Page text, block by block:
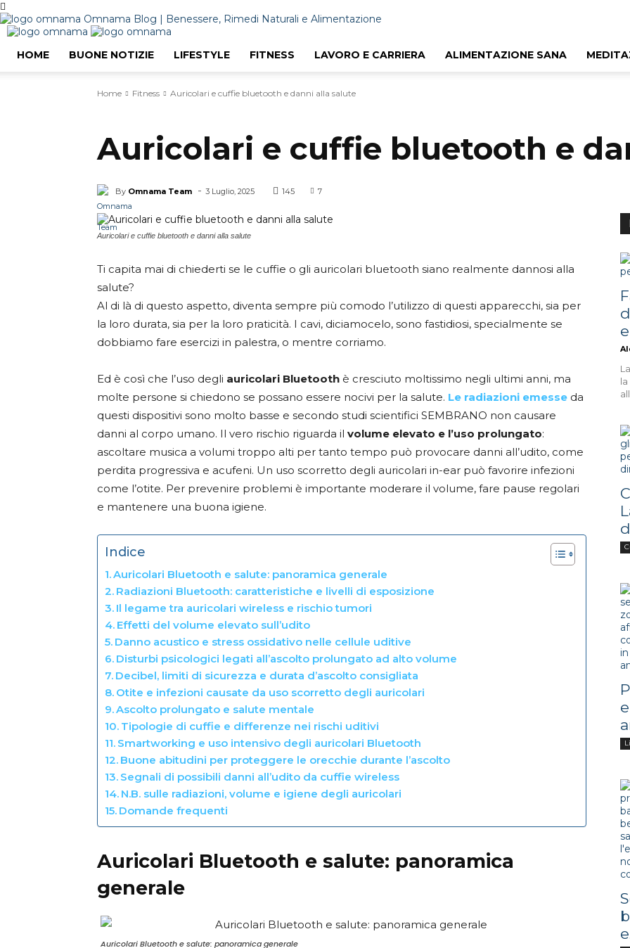
Omnama Blog | Benessere, Rimedi Naturali e Alimentazione
HOME BUONE NOTIZIE LIFESTYLE FITNESS LAVORO E CARRIERA ALIMENTAZIONE SANA
Home Fitness Auricolari e cuffie bluetooth e danni alla salute
Auricolari e cuffie bluetooth e
By Omnama Team - 3 Luglio, 2025 145 7
Auricolari e cuffie bluetooth e danni alla salute
Ti capita mai di chiederti se le cuffie o gli auricolari bluetooth siano realmente dannosi alla
salute?
Al di là di questo aspetto, diventa sempre più comodo l’utilizzo di questi apparecchi, sia per
la loro durata, sia per la loro praticità. I cavi, diciamocelo, sono fastidiosi, specialmente se
dobbiamo fare esercizi in palestra, o mentre corriamo.
Ed è così che l’uso degli auricolari Bluetooth è cresciuto moltissimo negli ultimi anni, ma
molte persone si chiedono se possano essere nocivi per la salute. Le radiazioni emesse da
questi dispositivi sono molto basse e secondo studi scientifici SEMBRANO non causare
danni al corpo umano. Il vero rischio riguarda il volume elevato e l’uso prolungato:
ascoltare musica a volumi troppo alti per tanto tempo può provocare danni all’udito, come
perdita progressiva e acufeni. Un uso scorretto degli auricolari in-ear può favorire infezioni
come l’otite. Per prevenire problemi è importante moderare il volume, fare pause regolari
e mantenere una buona igiene.
Indice
Auricolari Bluetooth e salute: panoramica generale
Radiazioni Bluetooth: caratteristiche e livelli di esposizione
Il legame tra auricolari wireless e rischio tumori
Effetti del volume elevato sull’udito
Danno acustico e stress ossidativo nelle cellule uditive
Disturbi psicologici legati all’ascolto prolungato ad alto volume
Decibel, limiti di sicurezza e durata d’ascolto consigliata
Otite e infezioni causate da uso scorretto degli auricolari
Ascolto prolungato e salute mentale
Tipologie di cuffie e differenze nei rischi uditivi
Smartworking e uso intensivo degli auricolari Bluetooth
Buone abitudini per proteggere le orecchie durante l’ascolto
Segnali di possibili danni all’udito da cuffie wireless
N.B. sulle radiazioni, volume e igiene degli auricolari
Domande frequenti
Auricolari Bluetooth e salute: panoramica
generale
Auricolari Bluetooth e salute: panoramica generale